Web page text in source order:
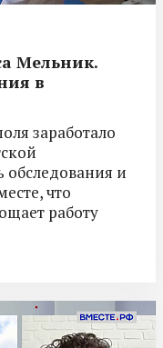
Мельник.
в
заработало
обследования и
что
работу